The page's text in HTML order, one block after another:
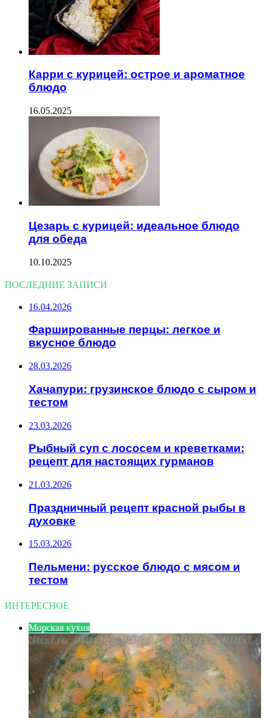
Карри с курицей: острое и ароматное
блюдо
16.05.2025
Цезарь с курицей: идеальное блюдо
для обеда
10.10.2025
ПОСЛЕДНИЕ ЗАПИСИ
16.04.2026
Фаршированные перцы: легкое и
вкусное блюдо
28.03.2026
Хачапури: грузинское блюдо с сыром и
тестом
23.03.2026
Рыбный суп с лососем и креветками:
рецепт для настоящих гурманов
21.03.2026
Праздничный рецепт красной рыбы в
духовке
15.03.2026
Пельмени: русское блюдо с мясом и
тестом
ИНТЕРЕСНОЕ
Морская кухня